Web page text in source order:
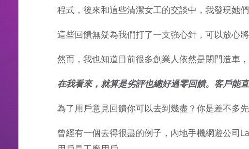
程式，後來和這些清潔女工的交談中，我發現她
這些回饋無疑為我們打了一支強心針，可以放心
然而，我也知道目前很多創業人依然是閉門造車
在我看來，就算是劣評也總好過零回饋。客戶能
為了用戶意見回饋你可以去到幾盡？你是差不多
曾經有一個去得很盡的例子，內地手機網遊公司